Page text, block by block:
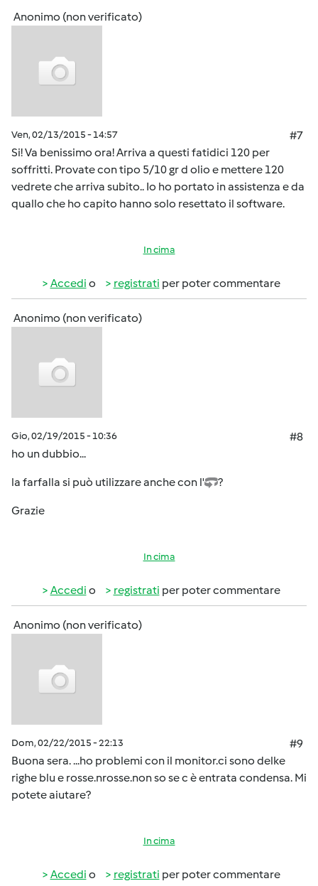
Anonimo (non verificato)
Ven, 02/13/2015 - 14:57
#7
Si! Va benissimo ora! Arriva a questi fatidici 120 per
soffritti. Provate con tipo 5/10 gr d olio e mettere 120
vedrete che arriva subito.. Io ho portato in assistenza e da
quallo che ho capito hanno solo resettato il software.
In cima
Accedi o registrati per poter commentare
Anonimo (non verificato)
Gio, 02/19/2015 - 10:36
#8
ho un dubbio...
la farfalla si può utilizzare anche con l' ?
Grazie
In cima
Accedi o registrati per poter commentare
Anonimo (non verificato)
Dom, 02/22/2015 - 22:13
#9
Buona sera. ...ho problemi con il monitor.ci sono delke
righe blu e rosse.nrosse.non so se c è entrata condensa. Mi
potete aiutare?
In cima
Accedi o registrati per poter commentare